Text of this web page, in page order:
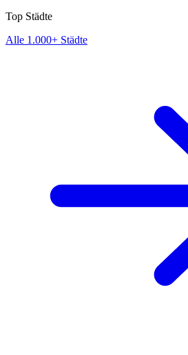
Top Städte
Alle 1.000+ Städte